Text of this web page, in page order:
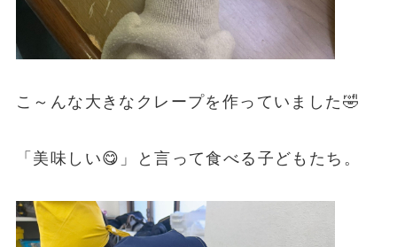
こ～んな大きなクレープを作っていました🤣
「美味しい😋」と言って食べる子どもたち。